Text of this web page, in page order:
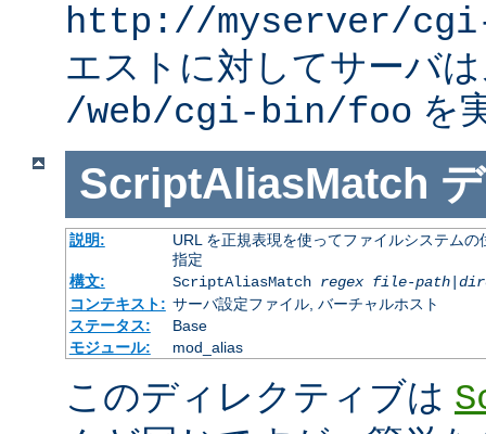
http://myserver/
エストに対してサーバ
/web/cgi-bin/foo を
ScriptAliasMatch
説明:
URL を正規表現を使ってファイルシステム
指定
構文:
ScriptAliasMatch regex file-path|
コンテキスト: サーバ設定ファイル, バーチャルホスト
ステータス:
Base
モジュール:
mod_alias
このディレクティブは